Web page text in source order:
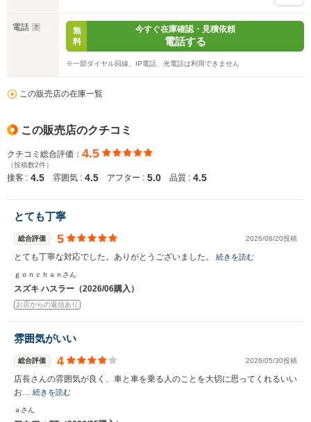
電話
無
料
今すぐ在庫確認・見積依頼
電話する
※一部ダイヤル回線、IP電話、光電話は利用できません
この販売店の在庫一覧
この販売店のクチコミ
クチコミ総合評価： 4.5
（投稿数2件）
接客 : 4.5 雰囲気 : 4.5 アフター : 5.0 品質 : 4.5
とても丁寧
総合評価 5 2026/06/20投稿
とても丁寧な対応でした。ありがとうございました。 続きを読む
ｇｏｎｃｈａｎさん
スズキ ハスラー（2026/06購入）
お店からの返信あり
雰囲気がいい
総合評価 4 2026/05/30投稿
店長さんの雰囲気が良く、車と車を乗る人のことを大切に思ってくれるいい
お… 続きを読む
ａさん